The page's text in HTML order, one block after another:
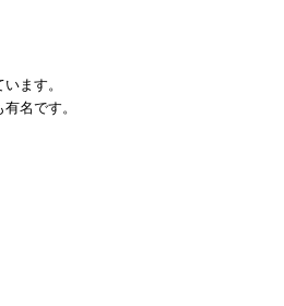
ます。
名です。